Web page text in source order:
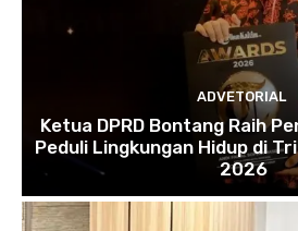
ADVETORIAL
Ketua DPRD Bontang Raih
Peduli Lingkungan Hidup di
2026